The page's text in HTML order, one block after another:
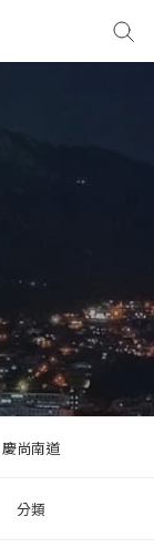
慶尚南道
分類